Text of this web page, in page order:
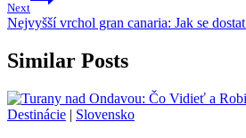
Next
Nejvyšší vrchol gran canaria: Jak se
Similar Posts
Destinácie | Slovensko